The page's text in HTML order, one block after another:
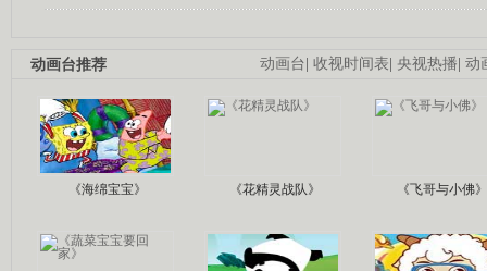
动画台| 收视时间表| 央视热播| 动
动画台推荐
《海绵宝宝》 《花精灵战队》 《飞哥与小佛》